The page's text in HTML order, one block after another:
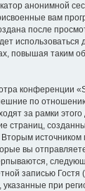
анонимной
вам
после
повышая таким
конференции
по
за рамки
страниц,
вы
записью
при